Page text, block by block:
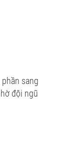
sang
đội ngũ